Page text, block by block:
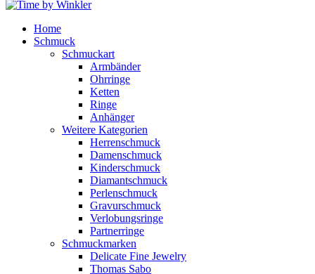
Home
Schmuck
Schmuckart
Armbänder
Ohrringe
Ketten
Ringe
Anhänger
Weitere Kategorien
Herrenschmuck
Damenschmuck
Kinderschmuck
Diamantschmuck
Perlenschmuck
Gravurschmuck
Verlobungsringe
Partnerringe
Schmuckmarken
Delicate Fine Jewelry
Thomas Sabo